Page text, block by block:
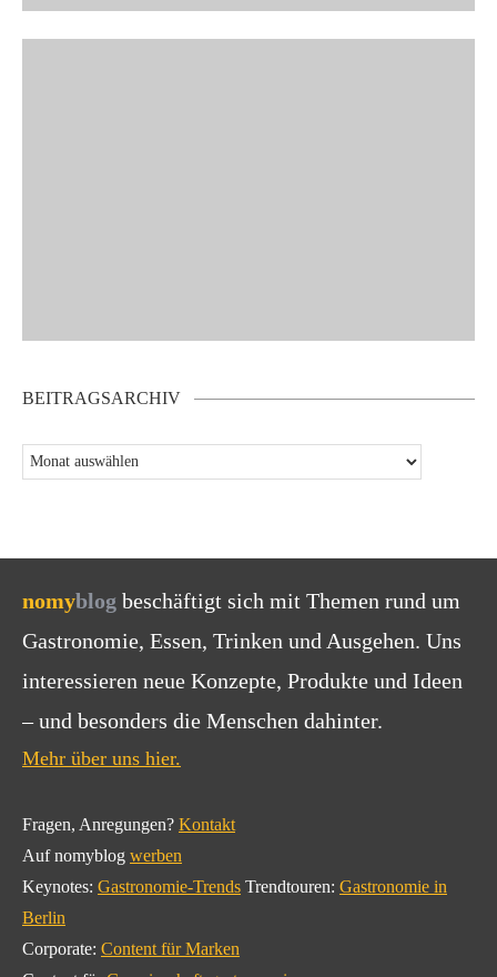
BEITRAGSARCHIV
nomyblog beschäftigt sich mit Themen rund um
Gastronomie, Essen, Trinken und Ausgehen. Uns
interessieren neue Konzepte, Produkte und Ideen
– und besonders die Menschen dahinter.
Mehr über uns hier.
Fragen, Anregungen? Kontakt
Auf nomyblog werben
Keynotes: Gastronomie-Trends Trendtouren: Gastronomie in
Berlin
Corporate: Content für Marken